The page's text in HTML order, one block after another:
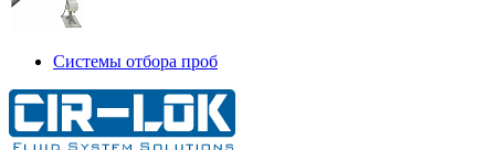
Системы отбора проб